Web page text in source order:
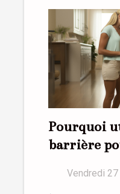
Pourquoi
barrière
Vendredi